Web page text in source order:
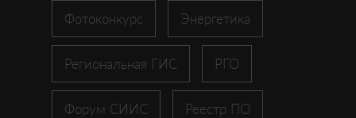
Фотоконкурс Энергетика
Региональная ГИС РГО
Форум СИИС Реестр ПО